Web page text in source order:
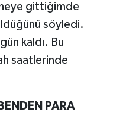
gittiğimde
söyledi.
kaldı. Bu
saatlerinde
PARA